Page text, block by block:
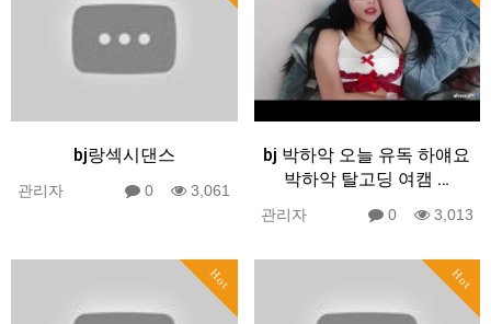
bj랑섹시댄스
관리자 0 3,061
bj 박하악 오늘 유독 하얘요
박하악 탈고딩 여캠 …
관리자 0 3,013
Hot Hot